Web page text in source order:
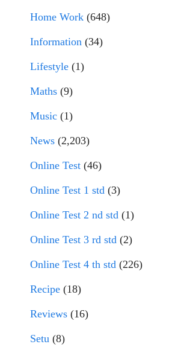
Home Work (648)
Information (34)
Lifestyle (1)
Maths (9)
Music (1)
News (2,203)
Online Test (46)
Online Test 1 std (3)
Online Test 2 nd std (1)
Online Test 3 rd std (2)
Online Test 4 th std (226)
Recipe (18)
Reviews (16)
Setu (8)